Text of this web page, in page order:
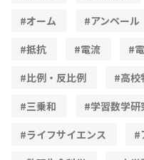
オーム
アンペール
抵抗
電流
比例・反比例
高校
三乗和
学習数学研
ライフサイエンス